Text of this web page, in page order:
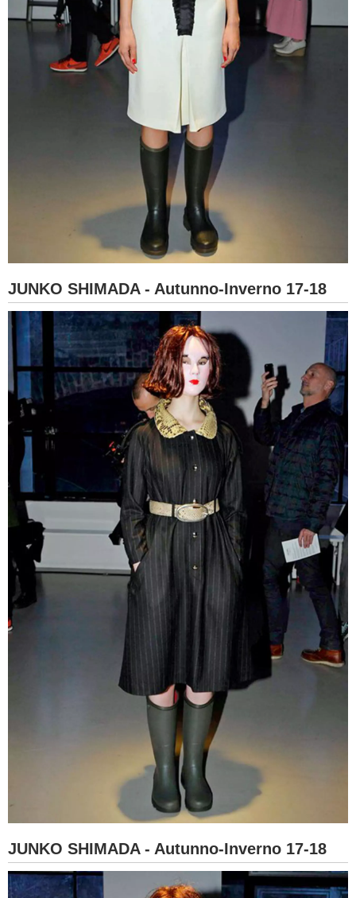
JUNKO SHIMADA - Autunno-Inverno 17-18
JUNKO SHIMADA - Autunno-Inverno 17-18